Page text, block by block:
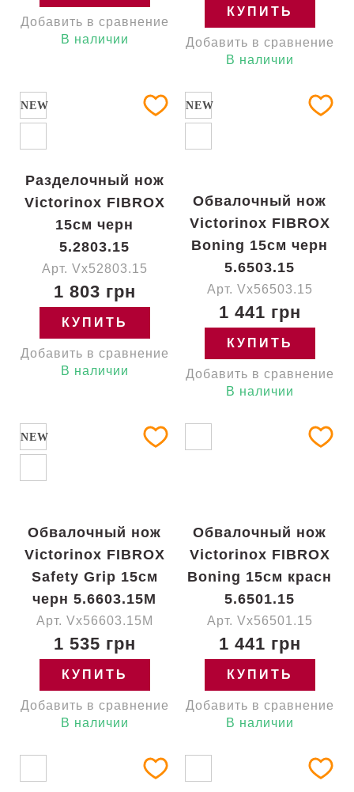
Добавить в сравнение
В наличии
КУПИТЬ
Добавить в сравнение
В наличии
NEW
Разделочный нож
Victorinox FIBROX
15см черн
5.2803.15
Арт. Vx52803.15
1 803 грн
КУПИТЬ
Добавить в сравнение
В наличии
NEW
Обвалочный нож
Victorinox FIBROX
Boning 15см черн
5.6503.15
Арт. Vx56503.15
1 441 грн
КУПИТЬ
Добавить в сравнение
В наличии
NEW
Обвалочный нож
Victorinox FIBROX
Safety Grip 15см
черн 5.6603.15M
Арт. Vx56603.15M
1 535 грн
КУПИТЬ
Добавить в сравнение
В наличии
Обвалочный нож
Victorinox FIBROX
Boning 15см красн
5.6501.15
Арт. Vx56501.15
1 441 грн
КУПИТЬ
Добавить в сравнение
В наличии